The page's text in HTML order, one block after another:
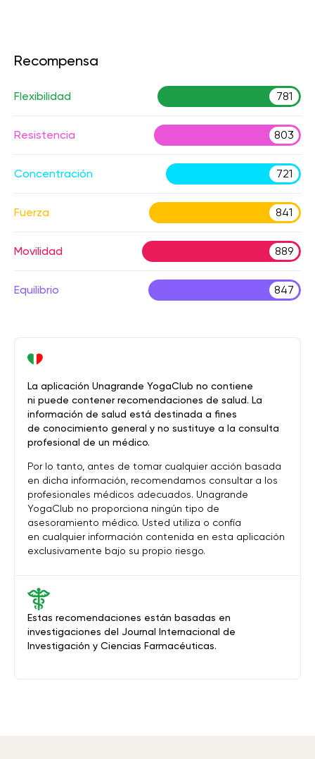
Recompensa
Flexibilidad 781
Resistencia 803
Concentración 721
Fuerza 841
Movilidad 889
Equilibrio 847
Estas recomendaciones están basadas en
investigaciones del Journal Internacional de
Investigación y Ciencias Farmacéuticas.
La aplicación Unagrande YogaClub no contiene
ni puede contener recomendaciones de salud. La
información de salud está destinada a fines
de conocimiento general y no sustituye a la consulta
profesional de un médico.
Por lo tanto, antes de tomar cualquier acción basada
en dicha información, recomendamos consultar a los
profesionales médicos adecuados. Unagrande
YogaClub no proporciona ningún tipo de
asesoramiento médico. Usted utiliza o confía
en cualquier información contenida en esta aplicación
exclusivamente bajo su propio riesgo.